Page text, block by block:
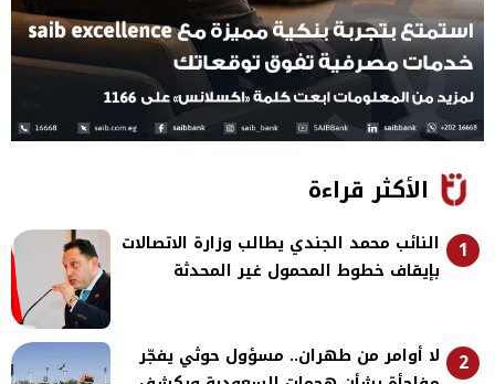
الأكثر قراءة
1
النائب محمد الجندي يطالب وزارة الاتصالات
بإيقاف خطوط المحمول غير المحدثة
2
لا أوامر من طهران.. مسؤول حوثي يفجّر